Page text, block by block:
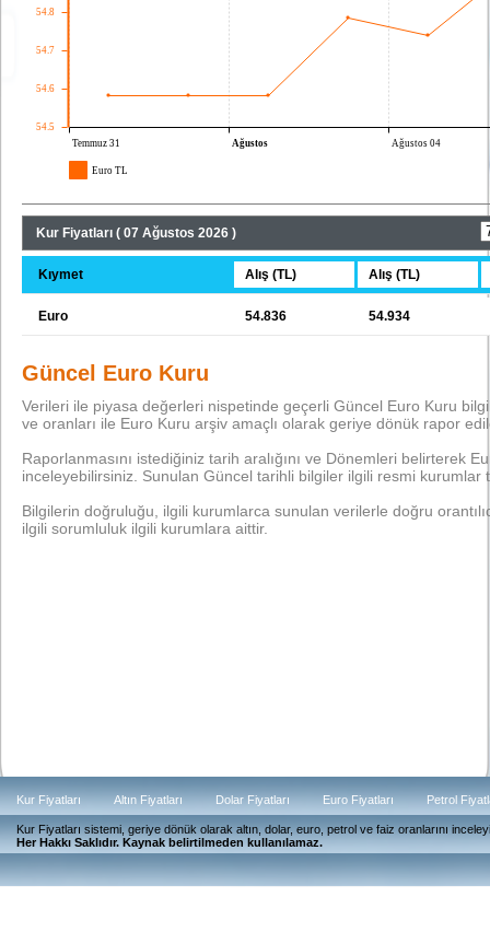
Kur Fiyatları ( 07 Ağustos 2026 )
Kıymet Alış (TL) Alış (TL)
Euro 54.836 54.934
Güncel Euro Kuru
Verileri ile piyasa değerleri nispetinde geçerli Güncel Euro Kuru
ve oranları ile Euro Kuru arşiv amaçlı olarak geriye dönük rapor
Raporlanmasını istediğiniz tarih aralığını ve Dönemleri belirterek
inceleyebilirsiniz. Sunulan Güncel tarihli bilgiler ilgili resmi kurumlar
Bilgilerin doğruluğu, ilgili kurumlarca sunulan verilerle doğru
ilgili sorumluluk ilgili kurumlara aittir.
Güncel
Kur Fiyatları Altın Fiyatları Dolar Fiyatları Euro Fiyatları Petrol
Kur Fiyatları sistemi, geriye dönük olarak altın, dolar, euro, petrol ve faiz oranlarını
Her Hakkı Saklıdır. Kaynak belirtilmeden kullanılamaz.